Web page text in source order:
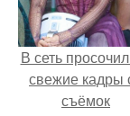
В сеть
свежие кадры
съёмок